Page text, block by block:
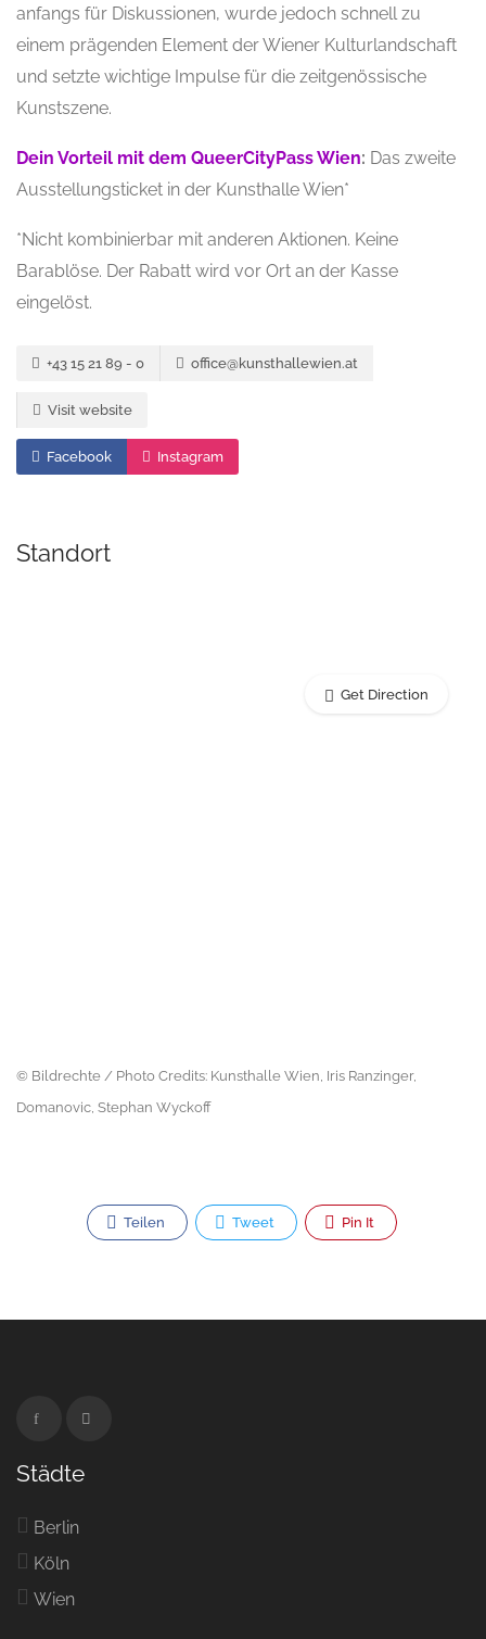
anfangs für Diskussionen, wurde jedoch schnell zu
einem prägenden Element der Wiener Kulturlandschaft
und setzte wichtige Impulse für die zeitgenössische
Kunstszene.
Dein Vorteil mit dem QueerCityPass Wien: Das zweite
Ausstellungsticket in der Kunsthalle Wien*
*Nicht kombinierbar mit anderen Aktionen. Keine
Barablöse. Der Rabatt wird vor Ort an der Kasse
eingelöst.
+43 15 21 89 - 0 office@kunsthallewien.at
Visit website
Facebook Instagram
Standort
Get Direction
© Bildrechte / Photo Credits: Kunsthalle Wien, Iris Ranzinger,
Domanovic, Stephan Wyckoff
Teilen Tweet Pin It
Städte
Berlin
Köln
Wien